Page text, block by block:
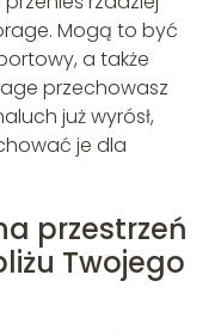
Mogą to być
a także
przechowasz
już wyrósł,
je dla
przestrzeń
Twojego